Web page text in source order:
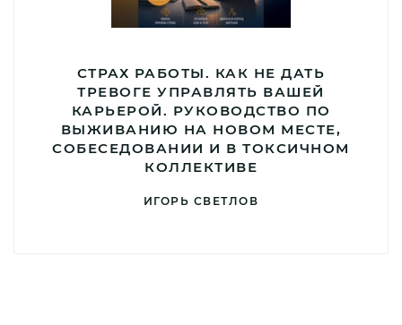
СТРАХ РАБОТЫ. КАК НЕ ДАТЬ
ТРЕВОГЕ УПРАВЛЯТЬ ВАШЕЙ
КАРЬЕРОЙ. РУКОВОДСТВО ПО
ВЫЖИВАНИЮ НА НОВОМ МЕСТЕ,
СОБЕСЕДОВАНИИ И В ТОКСИЧНОМ
КОЛЛЕКТИВЕ
ИГОРЬ СВЕТЛОВ